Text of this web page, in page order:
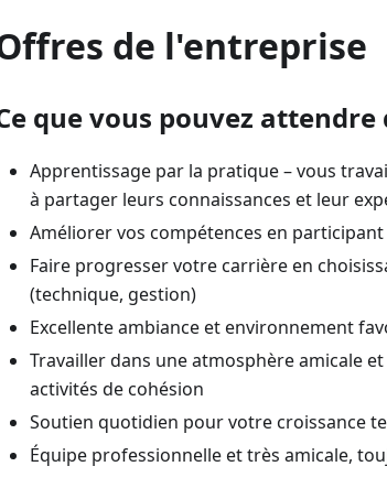
de l'entreprise
que vous pouvez attendre
Apprentissage par la pratique – vous
à partager leurs connaissances et leur
Améliorer vos compétences en
Faire progresser votre carrière en
(technique, gestion)
Excellente ambiance et environnement
Travailler dans une atmosphère amicale
activités de cohésion
Soutien quotidien pour votre croissance
Équipe professionnelle et très amicale,